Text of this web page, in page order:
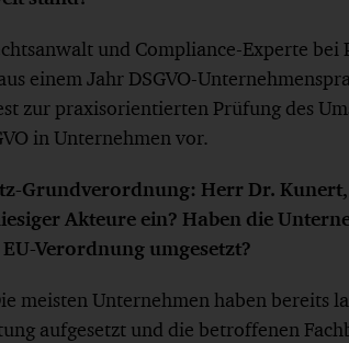
und Compliance-Experte bei
einem Jahr DSGVO-
zur praxisorientierten Prüfung des
in Unternehmen vor.
Grundverordnung: Herr Dr. Kunert,
Akteure ein? Haben die
Verordnung umgesetzt?
meisten Unternehmen haben bereits
aufgesetzt und die betroffenen